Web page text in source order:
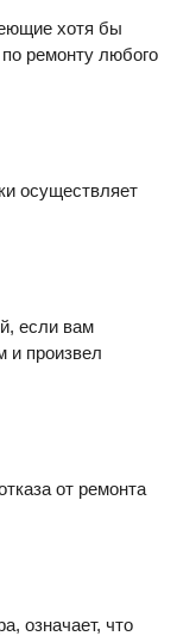
хотя бы
ремонту любого
осуществляет
если вам
и произвел
от ремонта
означает, что